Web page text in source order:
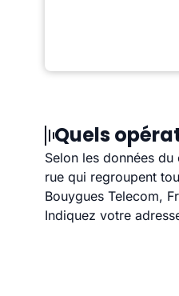
Quels
Selon les données
rue qui regroupent
Bouygues Telecom,
Indiquez votre